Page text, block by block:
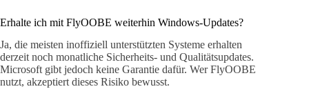
Erhalte ich mit FlyOOBE weiterhin Windows-Updates?
Ja, die meisten inoffiziell unterstützten Systeme erhalten
derzeit noch monatliche Sicherheits- und Qualitätsupdates.
Microsoft gibt jedoch keine Garantie dafür. Wer FlyOOBE
nutzt, akzeptiert dieses Risiko bewusst.